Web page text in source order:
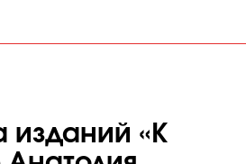
изданий «К